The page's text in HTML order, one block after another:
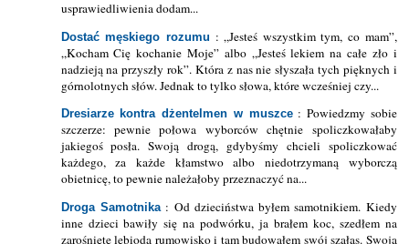
usprawiedliwienia dodam...
Dostać męskiego rozumu : „Jesteś wszystkim tym, co mam”,
„Kocham Cię kochanie Moje” albo „Jesteś lekiem na całe zło i
nadzieją na przyszły rok”. Która z nas nie słyszała tych pięknych i
górnolotnych słów. Jednak to tylko słowa, które wcześniej czy...
Dresiarze kontra dżentelmen w muszce: Powiedzmy sobie
szczerze: pewnie połowa wyborców chętnie spoliczkowałaby
jakiegoś posła. Swoją drogą, gdybyśmy chcieli spoliczkować
każdego, za każde kłamstwo albo niedotrzymaną wyborczą
obietnicę, to pewnie należałoby przeznaczyć na...
Droga Samotnika: Od dzieciństwa byłem samotnikiem. Kiedy
inne dzieci bawiły się na podwórku, ja brałem koc, szedłem na
zarośnięte lebiodą rumowisko i tam budowałem swój szałas. Swoją